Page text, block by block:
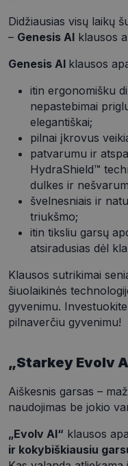
Didžiausias visų laikų
– Genesis Al klausos
Genesis Al klausos
itin ergonomišku
nepastebimai
elegantiškai;
pilnai įkrovus
patvarumu ir
HydraShield™
dulkes ir
švelnesniais ir
triukšmo;
itin tiksliu garsų
atsiradusias dėl
Klausos sutrikimai
šiuolaikinės
gyvenimu.
pilnaverčiu gyvenimu!
„Starkey Evolv
Aiškesnis garsas –
naudojimas be jokio
„Evolv AI“ klausos
ir kokybiškiausiu